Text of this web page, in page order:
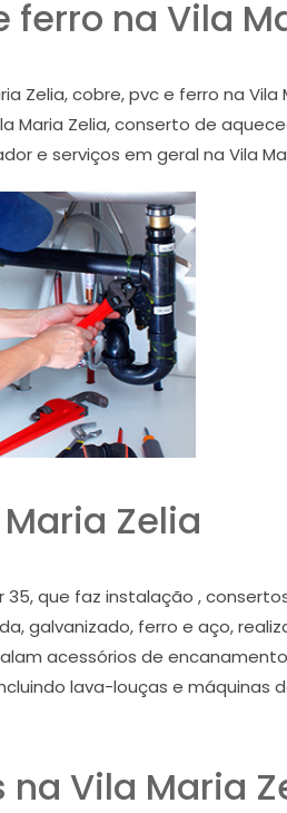
ferro na Vila
Zelia, cobre, pvc e ferro na
Maria Zelia, conserto de
e serviços em geral na Vila
Zelia
que faz instalação ,
galvanizado, ferro e aço,
acessórios de
lava-louças e máquinas
Vila Maria